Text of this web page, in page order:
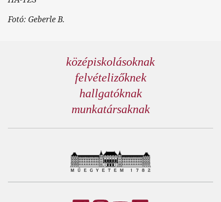
Fotó: Geberle B.
középiskolásoknak
felvételizőknek
hallgatóknak
munkatársaknak